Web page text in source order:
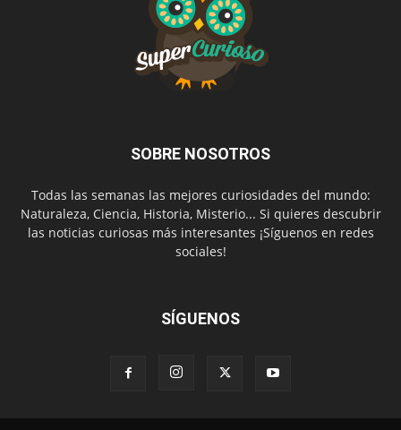
SOBRE NOSOTROS
Todas las semanas las mejores curiosidades del mundo:
Naturaleza, Ciencia, Historia, Misterio... Si quieres descubrir
las noticias curiosas más interesantes ¡Síguenos en redes
sociales!
SÍGUENOS